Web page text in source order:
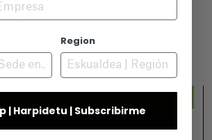
Jack Taylor
Region
| Harpidetu | Subscribirme